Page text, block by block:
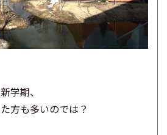
学期、
方も多いのでは？